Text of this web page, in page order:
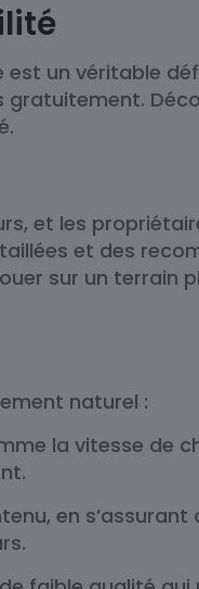
un véritable
gratuitement.
et les
et des
sur un terrain
naturel :
la vitesse de
en